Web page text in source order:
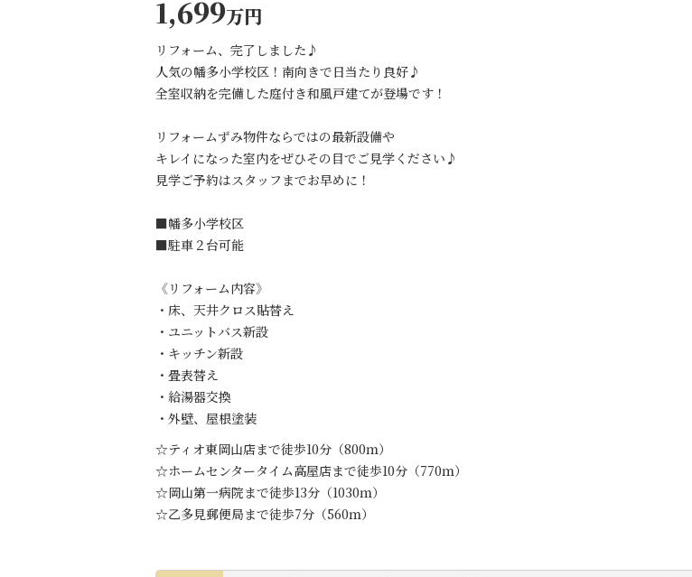
1,699万円
リフォーム、完了しました♪
人気の幡多小学校区！南向きで日当たり良好♪
全室収納を完備した庭付き和風戸建てが登場です！
リフォームずみ物件ならではの最新設備や
キレイになった室内をぜひその目でご見学ください♪
見学ご予約はスタッフまでお早めに！
■幡多小学校区
■駐車２台可能
《リフォーム内容》
・床、天井クロス貼替え
・ユニットバス新設
・キッチン新設
・畳表替え
・給湯器交換
・外壁、屋根塗装
☆ティオ東岡山店まで徒歩10分（800ｍ）
☆ホームセンタータイム高屋店まで徒歩10分（770ｍ）
☆岡山第一病院まで徒歩13分（1030ｍ）
☆乙多見郵便局まで徒歩7分（560ｍ）